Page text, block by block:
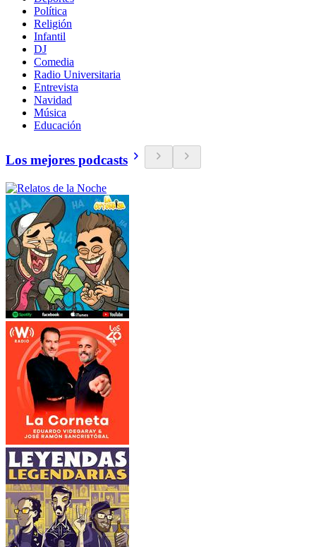
Política
Religión
Infantil
DJ
Comedia
Radio Universitaria
Entrevista
Navidad
Música
Educación
Los mejores podcasts